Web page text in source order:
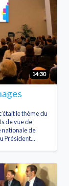
14:30
le thème du
de vue de
nationale de
Président...